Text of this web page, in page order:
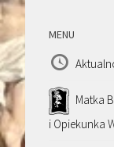
MENU
Matka
i Opiekunka